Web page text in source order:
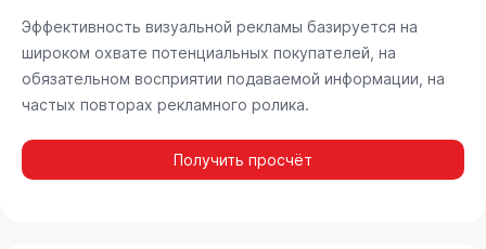
Эффективность визуальной рекламы базируется на
широком охвате потенциальных покупателей, на
обязательном восприятии подаваемой информации, на
частых повторах рекламного ролика.
Получить просчёт